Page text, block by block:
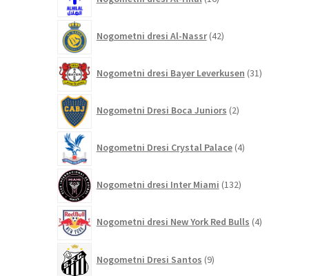
izdelkov
Nogometni dresi Al-Nassr 42izdelkov
Nogometni dresi Bayer Leverkusen 31izdelkov
Nogometni Dresi Boca Juniors 2izdelka
Nogometni Dresi Crystal Palace 4izdelki
Nogometni dresi Inter Miami 132izdelkov
Nogometni dresi New York Red Bulls 4izdelki
Nogometni Dresi Santos 9izdelkov